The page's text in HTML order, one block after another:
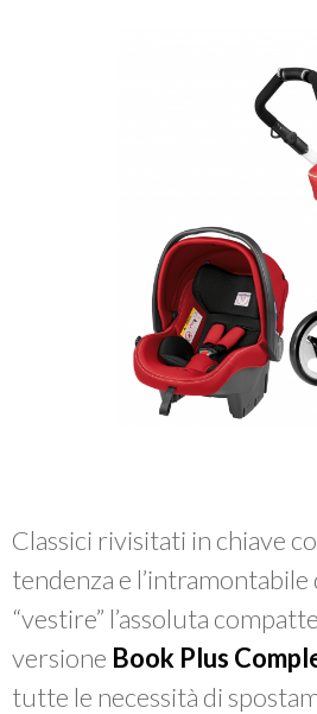
Classici rivisitati in chiave
tendenza e
“vestire” l’assoluta
versione Book Plus
tutte le necessità di